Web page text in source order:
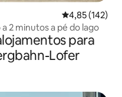
Classificação
4,85 (142)
2 minutos a pé do lago
para
Lofer